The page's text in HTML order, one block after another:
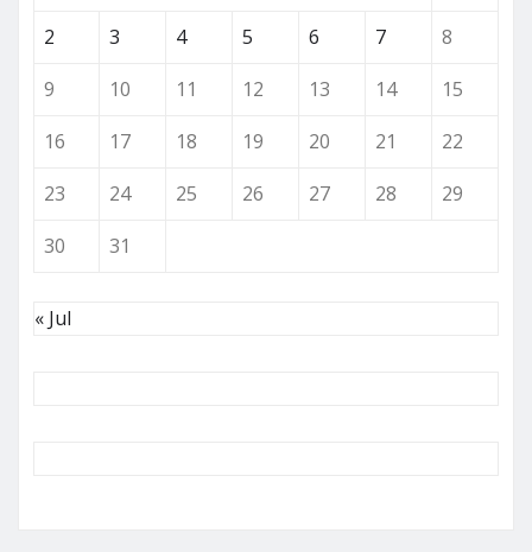
2
3 4 5 6 7
8
9
10 11 12 13 14
15
16
17 18 19 20 21
22
23
24 25 26 27 28
29
30
31
« Jul